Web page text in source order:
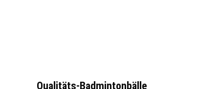
Qualitäts-Badmintonbälle